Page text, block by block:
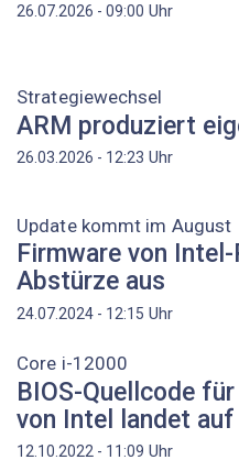
26.07.2026 - 09:00 Uhr
Strategiewechsel
ARM produziert
26.03.2026 - 12:23 Uhr
Update kommt im August
Firmware von
Abstürze aus
24.07.2024 - 12:15 Uhr
Core i-12000
BIOS-Quellcode
von Intel landet auf
12.10.2022 - 11:09 Uhr